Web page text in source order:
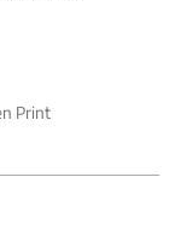
Print